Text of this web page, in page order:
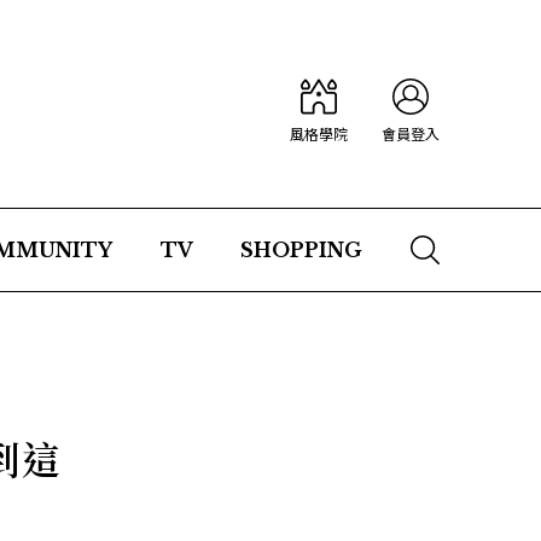
風格學院 會員登入
TV SHOPPING
這